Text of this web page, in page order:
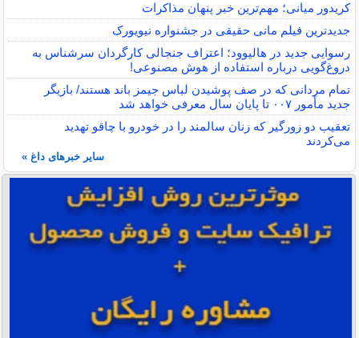
کریدور میانی؛ مهم‌ترین خبر پنهان مذاکرات
جدیدترین فیلم مانی حقیقی در جشنواره نیویورک
رسوایی جدید در هالیوود؛ اعتراف جنجالی کارگردان سرشناس به
دروغ‌گویی درباره استفاده از هوش مصنوعی!
تمام مردانی که در صف پوشیدن لباس جیمز باند هستند/ بازیگر
جدید مأمور ۰۰۷ تا پایان سال معرفی خواهد شد
تعقیب دو زورگیر که زنان سالمند را در خودرو با چاقو تهدید
می‌کردند
سایر خبرهای داغ »